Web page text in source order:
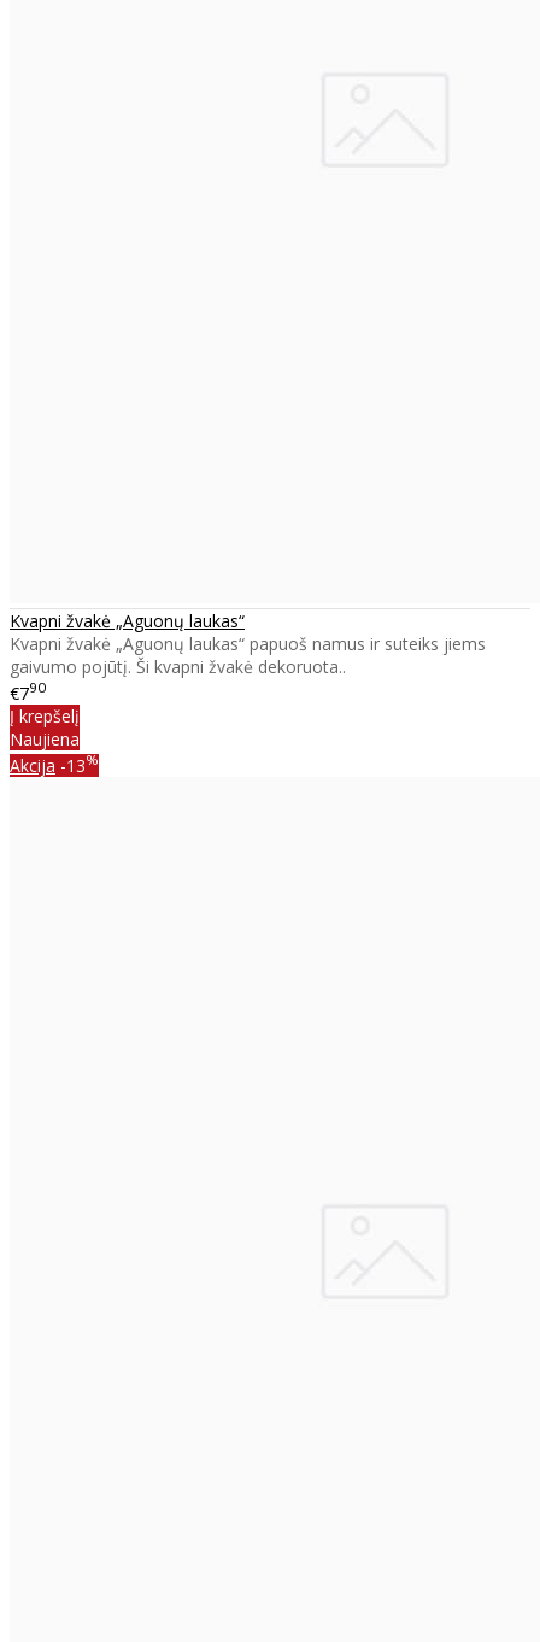
Kvapni žvakė „Aguonų laukas“
Kvapni žvakė „Aguonų laukas“ papuoš namus ir suteiks jiems
gaivumo pojūtį. Ši kvapni žvakė dekoruota..
€790
Į krepšelį
Naujiena
Akcija -13%